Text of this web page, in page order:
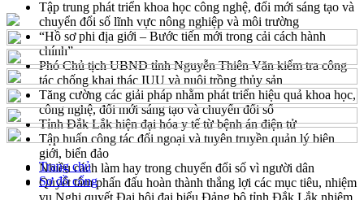
Tập trung phát triển khoa học công nghệ, đổi mới sáng tạo và
chuyển đổi số lĩnh vực nông nghiệp và môi trường
“Hồ sơ phi địa giới – Bước tiến mới trong cải cách hành
chính”
Phó Chủ tịch UBND tỉnh Nguyễn Thiên Văn kiểm tra công
tác chống khai thác IUU và nuôi trồng thủy sản
Tăng cường các giải pháp nhằm phát triển hiệu quả khoa học,
công nghệ, đổi mới sáng tạo và chuyển đổi số
Tỉnh Đắk Lắk hiện đại hóa y tế từ bệnh án điện tử
Tập huấn công tác đối ngoại và tuyên truyền quản lý biên
giới, biển đảo
Nhiều cách làm hay trong chuyển đổi số vì người dân
Quyết tâm phấn đấu hoàn thành thắng lợi các mục tiêu, nhiệm
Trang chủ
Sơ đồ cổng